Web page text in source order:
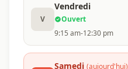
V
Vendredi
Ouvert
9:15 am-12:30 pm
Samedi (aujourd'hui)